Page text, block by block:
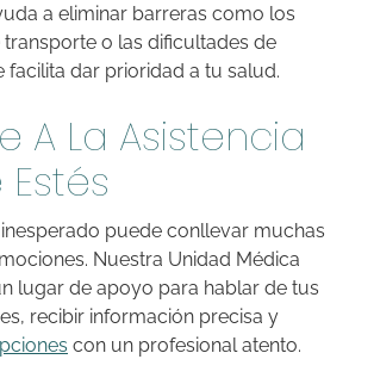
a eliminar barreras como los
o las dificultades de
facilita dar prioridad a tu salud.
A La Asistencia
puede conllevar muchas
Nuestra Unidad Médica
lugar de apoyo para hablar de tus
recibir información precisa y
con un profesional atento.